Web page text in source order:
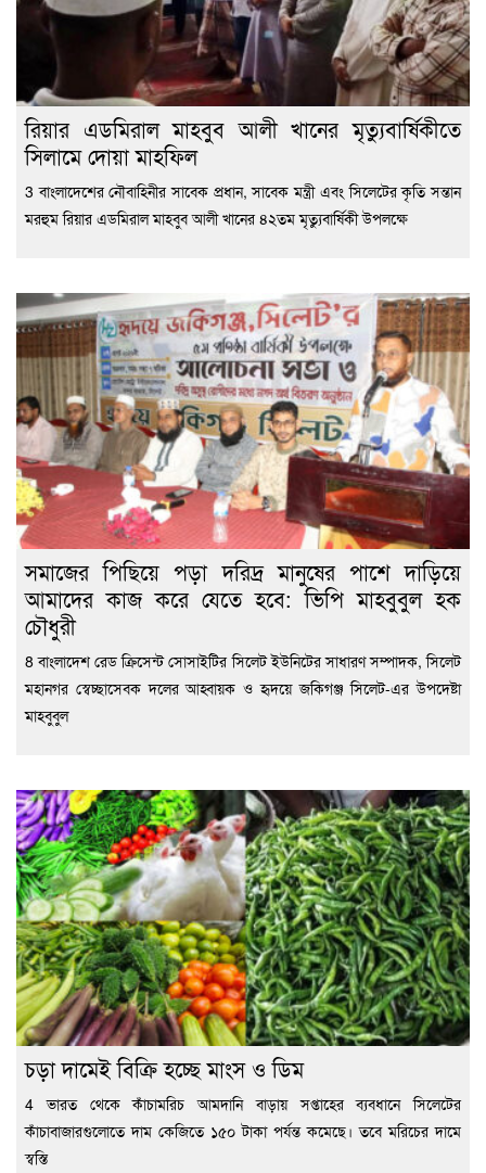
রিয়ার এডমিরাল মাহবুব আলী খানের মৃত্যুবার্ষিকীতে
সিলামে দোয়া মাহফিল
3 বাংলাদেশের নৌবাহিনীর সাবেক প্রধান, সাবেক মন্ত্রী এবং সিলেটের কৃতি সন্তান
মরহুম রিয়ার এডমিরাল মাহবুব আলী খানের ৪২তম মৃত্যুবার্ষিকী উপলক্ষে
সমাজের পিছিয়ে পড়া দরিদ্র মানুষের পাশে দাড়িয়ে
আমাদের কাজ করে যেতে হবে: ভিপি মাহবুবুল হক
চৌধুরী
8 বাংলাদেশ রেড ক্রিসেন্ট সোসাইটির সিলেট ইউনিটের সাধারণ সম্পাদক, সিলেট
মহানগর স্বেচ্ছাসেবক দলের আহ্বায়ক ও হৃদয়ে জকিগঞ্জ সিলেট-এর উপদেষ্টা
মাহবুবুল
চড়া দামেই বিক্রি হচ্ছে মাংস ও ডিম
4 ভারত থেকে কাঁচামরিচ আমদানি বাড়ায় সপ্তাহের ব্যবধানে সিলেটের
কাঁচাবাজারগুলোতে দাম কেজিতে ১৫০ টাকা পর্যন্ত কমেছে। তবে মরিচের দামে
স্বস্তি